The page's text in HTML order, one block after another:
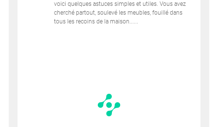
voici quelques astuces simples et utiles. Vous avez
cherché partout, soulevé les meubles, fouillé dans
tous les recoins de la maison......